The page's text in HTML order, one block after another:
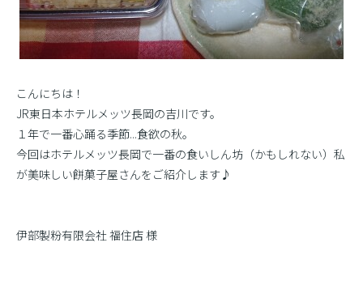
こんにちは！
JR東日本ホテルメッツ長岡の吉川です。
１年で一番心踊る季節...食欲の秋。
今回はホテルメッツ長岡で一番の食いしん坊（かもしれない）私
が美味しい餅菓子屋さんをご紹介します♪
伊部製粉有限会社 福住店 様